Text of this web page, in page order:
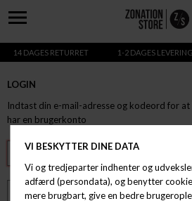
14 DAGES RETURRET 1-2 DAGES LEVERING
LOGIN
Indtast din e-mail-adresse og kodeord for at
har en brugerkonto